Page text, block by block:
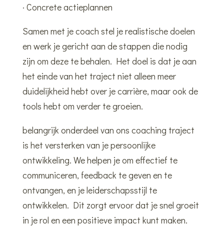
· Concrete actieplannen
Samen met je coach stel je realistische doelen
en werk je gericht aan de stappen die nodig
zijn om deze te behalen. Het doel is dat je aan
het einde van het traject niet alleen meer
duidelijkheid hebt over je carrière, maar ook de
tools hebt om verder te groeien.
belangrijk onderdeel van ons coaching traject
is het versterken van je persoonlijke
ontwikkeling. We helpen je om effectief te
communiceren, feedback te geven en te
ontvangen, en je leiderschapsstijl te
ontwikkelen. Dit zorgt ervoor dat je snel groeit
in je rol en een positieve impact kunt maken.